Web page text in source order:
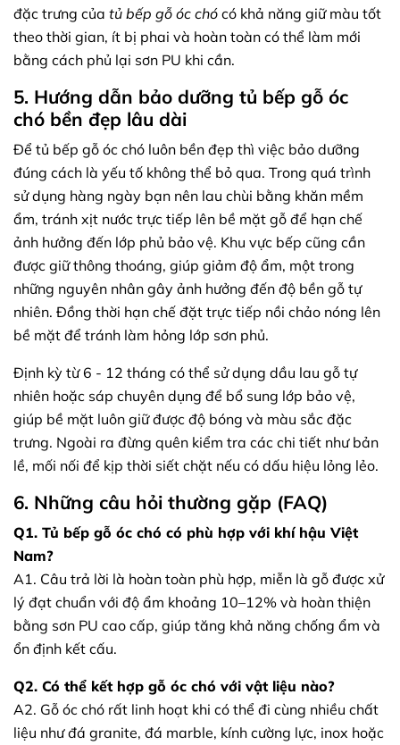
đặc trưng của tủ bếp gỗ óc chó có khả năng giữ màu tốt
theo thời gian, ít bị phai và hoàn toàn có thể làm mới
bằng cách phủ lại sơn PU khi cần.
5. Hướng dẫn bảo dưỡng tủ bếp gỗ óc
chó bền đẹp lâu dài
Để tủ bếp gỗ óc chó luôn bền đẹp thì việc bảo dưỡng
đúng cách là yếu tố không thể bỏ qua. Trong quá trình
sử dụng hàng ngày bạn nên lau chùi bằng khăn mềm
ẩm, tránh xịt nước trực tiếp lên bề mặt gỗ để hạn chế
ảnh hưởng đến lớp phủ bảo vệ. Khu vực bếp cũng cần
được giữ thông thoáng, giúp giảm độ ẩm, một trong
những nguyên nhân gây ảnh hưởng đến độ bền gỗ tự
nhiên. Đồng thời hạn chế đặt trực tiếp nồi chảo nóng lên
bề mặt để tránh làm hỏng lớp sơn phủ.
Định kỳ từ 6 - 12 tháng có thể sử dụng dầu lau gỗ tự
nhiên hoặc sáp chuyên dụng để bổ sung lớp bảo vệ,
giúp bề mặt luôn giữ được độ bóng và màu sắc đặc
trưng. Ngoài ra đừng quên kiểm tra các chi tiết như bản
lề, mối nối để kịp thời siết chặt nếu có dấu hiệu lỏng lẻo.
6. Những câu hỏi thường gặp (FAQ)
Q1. Tủ bếp gỗ óc chó có phù hợp với khí hậu Việt
Nam?
A1. Câu trả lời là hoàn toàn phù hợp, miễn là gỗ được xử
lý đạt chuẩn với độ ẩm khoảng 10–12% và hoàn thiện
bằng sơn PU cao cấp, giúp tăng khả năng chống ẩm và
ổn định kết cấu.
Q2. Có thể kết hợp gỗ óc chó với vật liệu nào?
A2. Gỗ óc chó rất linh hoạt khi có thể đi cùng nhiều chất
liệu như đá granite, đá marble, kính cường lực, inox hoặc